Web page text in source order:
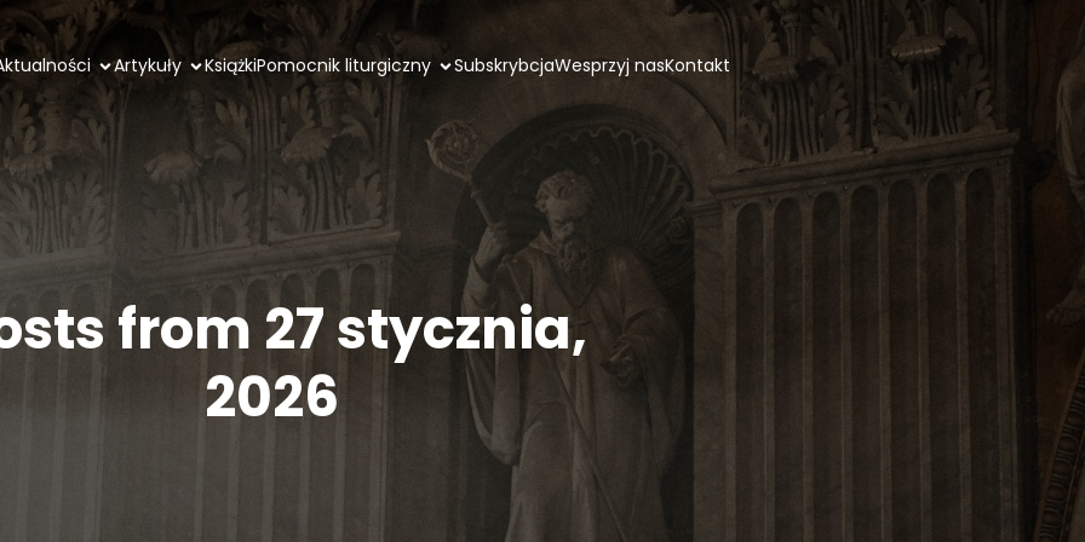
Artykuły KsiążkiPomocnik liturgiczny SubskrybcjaWesprzyj nasKontakt
from 27 stycznia,
2026